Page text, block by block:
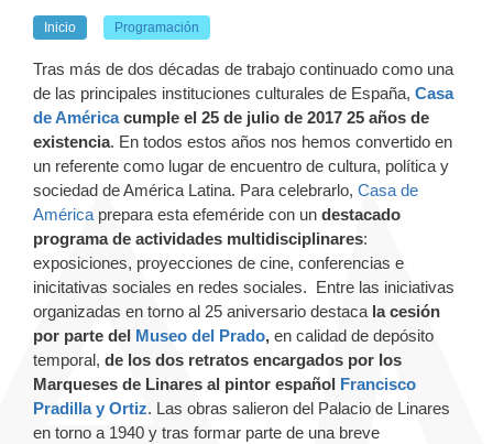
Inicio Programación
Tras más de dos décadas de trabajo continuado como una
de las principales instituciones culturales de España, Casa
de Américacumple el 25 de julio de 2017 25 años de
existencia. En todos estos años nos hemos convertido en
un referente como lugar de encuentro de cultura, política y
sociedad de América Latina. Para celebrarlo, Casa de
América prepara esta efeméride con un destacado
programa de actividades multidisciplinares:
exposiciones, proyecciones de cine, conferencias e
inicitativas sociales en redes sociales. Entre las iniciativas
organizadas en torno al 25 aniversario destaca la cesión
por parte del Museo del Prado, en calidad de depósito
temporal, de los dos retratos encargados por los
Marqueses de Linares al pintor español Francisco
Pradilla y Ortiz. Las obras salieron del Palacio de Linares
en torno a 1940 y tras formar parte de una breve